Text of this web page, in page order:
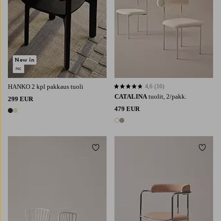
HANKO 2 kpl pakkaus tuoli
299 EUR
2 värejä
New in
CATALINA tuolit, 2/pakk.
479 EUR
2 värejä
4,6 perustuen 16 arvosanaan
4,6 (16)
Lisää suosikkeihin Lisää